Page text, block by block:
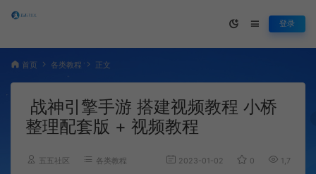
登录
首页 各类教程 正文
战神引擎手游 搭建视频教程 小桥
整理配套版 + 视频教程
五五社区 各类教程 2023-01-02 0 1,770